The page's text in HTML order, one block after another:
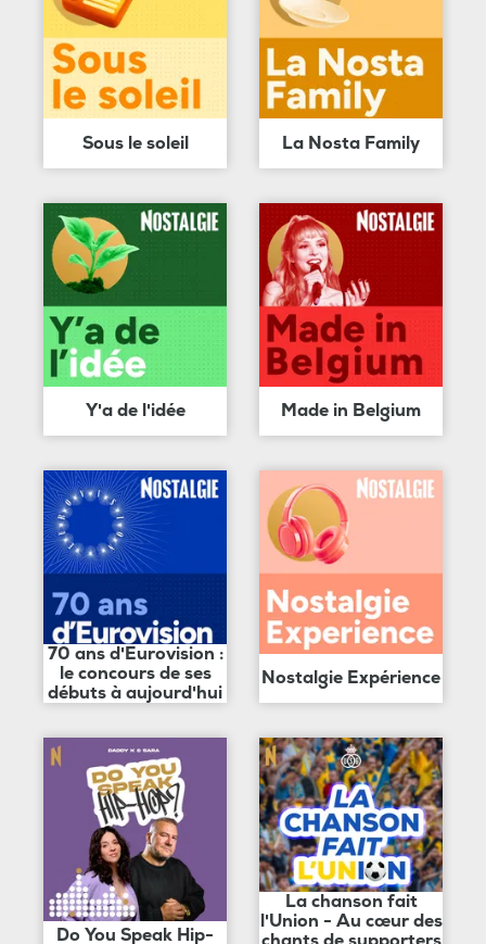
Sous le soleil La Nosta Family
Y'a de l'idée Made in Belgium
70 ans d'Eurovision :
le concours de ses
débuts à aujourd'hui
Nostalgie Expérience
Do You Speak Hip-
La chanson fait
l'Union - Au cœur des